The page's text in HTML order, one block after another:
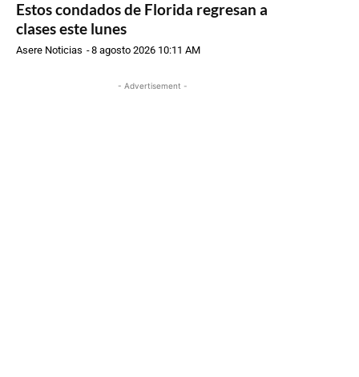
Estos condados de Florida regresan a
clases este lunes
Asere Noticias -8 agosto 2026 10:11 AM
- Advertisement -